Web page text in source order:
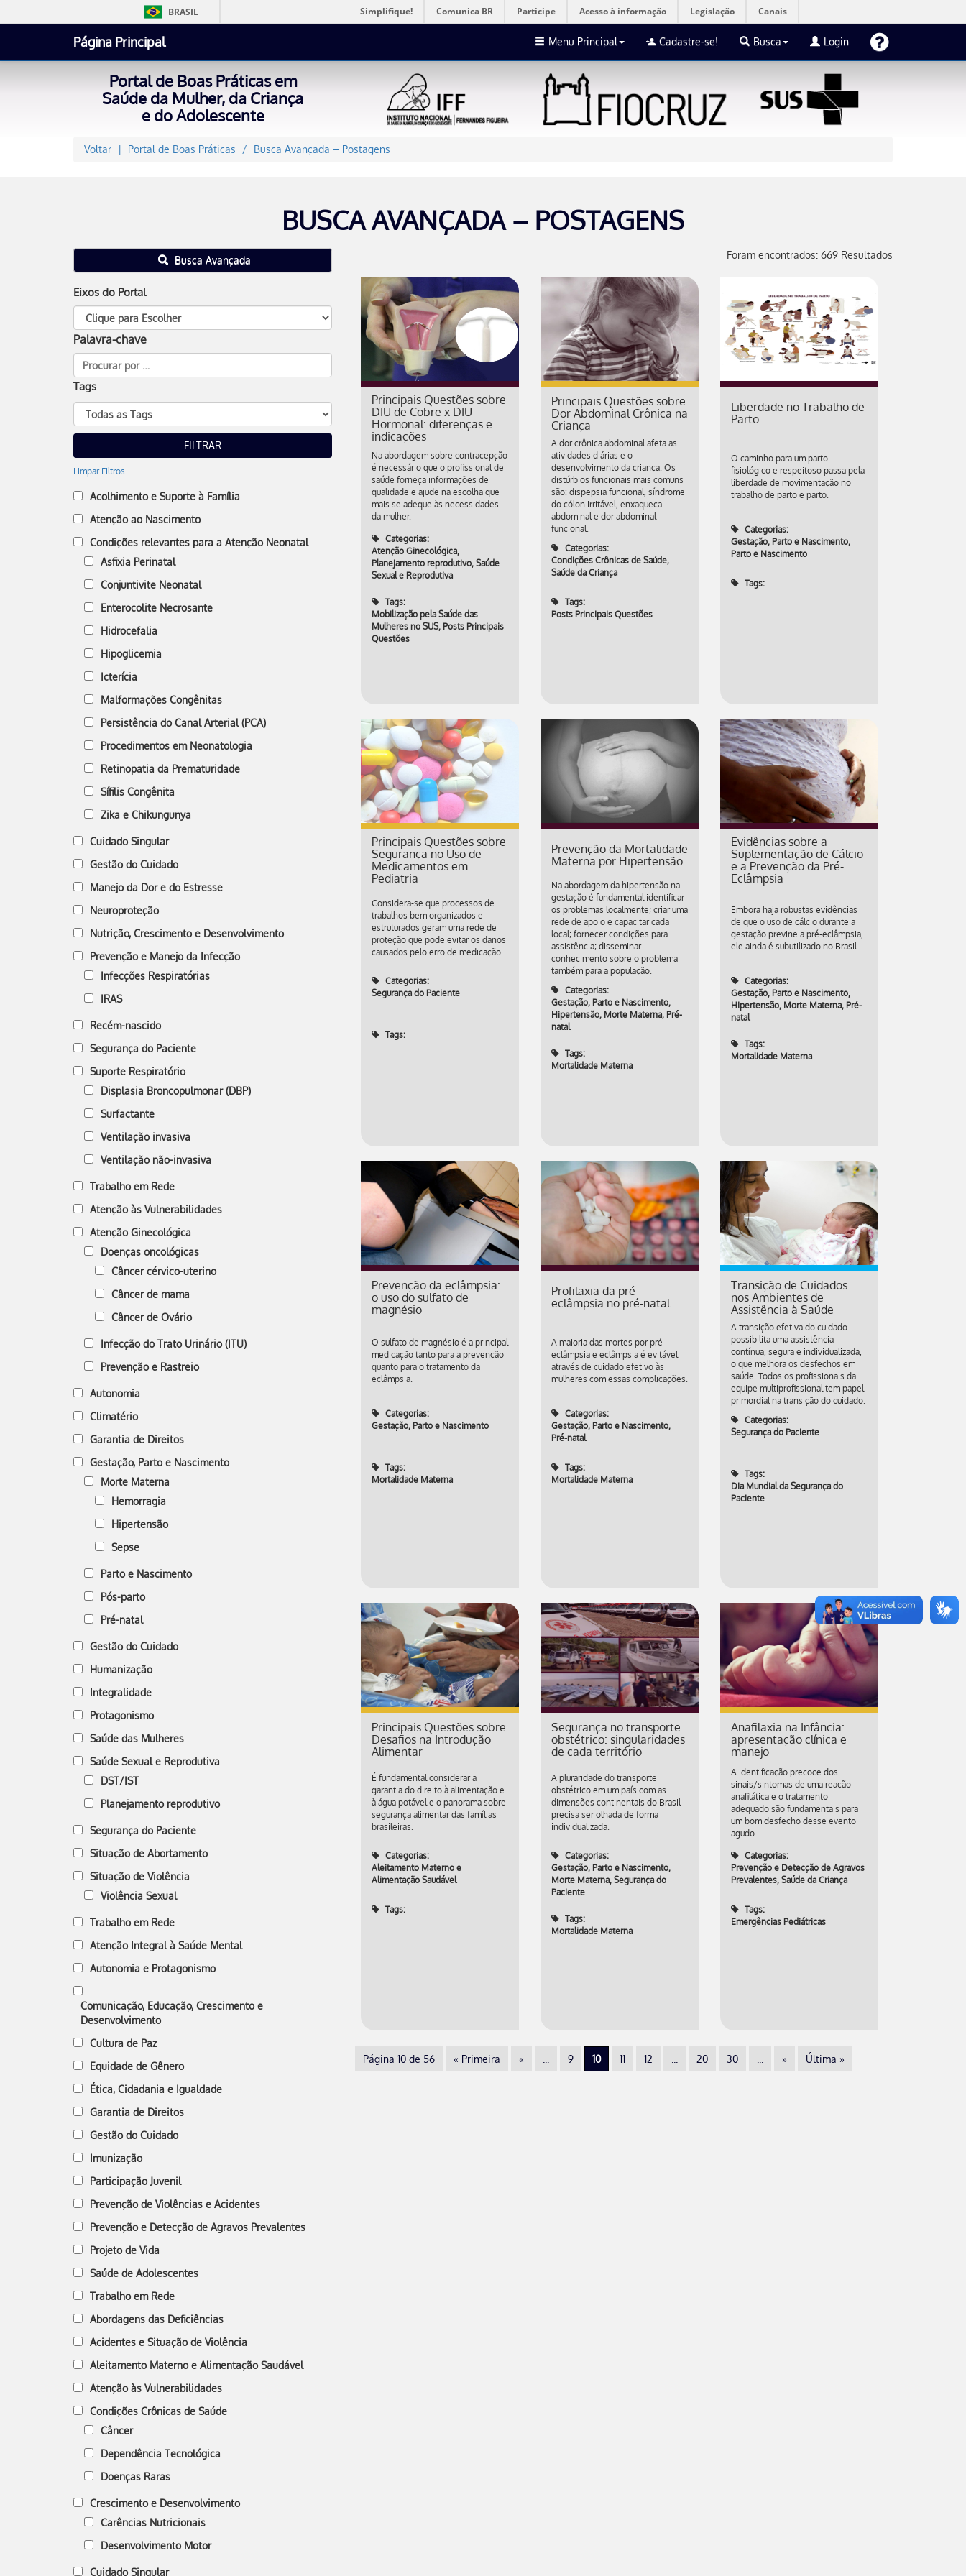
BRASIL Simplifique! Comunica BR Participe Acesso à informação Legislação Canais
Página Principal Menu Principal Cadastre-se! Busca Login
Portal de Boas Práticas em
Saúde da Mulher, da Criança
e do Adolescente
Voltar Portal de Boas Práticas Busca Avançada – Postagens
BUSCA AVANÇADA – POSTAGENS
Busca Avançada
Eixos do Portal
Palavra-chave
Tags
Limpar Filtros
Acolhimento e Suporte à Família
Atenção ao Nascimento
Condições relevantes para a Atenção Neonatal
Asfixia Perinatal
Conjuntivite Neonatal
Enterocolite Necrosante
Hidrocefalia
Hipoglicemia
Icterícia
Malformações Congênitas
Persistência do Canal Arterial (PCA)
Procedimentos em Neonatologia
Retinopatia da Prematuridade
Sífilis Congênita
Zika e Chikungunya
Cuidado Singular
Gestão do Cuidado
Manejo da Dor e do Estresse
Neuroproteção
Nutrição, Crescimento e Desenvolvimento
Prevenção e Manejo da Infecção
Infecções Respiratórias
IRAS
Recém-nascido
Segurança do Paciente
Suporte Respiratório
Displasia Broncopulmonar (DBP)
Surfactante
Ventilação invasiva
Ventilação não-invasiva
Trabalho em Rede
Atenção às Vulnerabilidades
Atenção Ginecológica
Doenças oncológicas
Câncer cérvico-uterino
Câncer de mama
Câncer de Ovário
Infecção do Trato Urinário (ITU)
Prevenção e Rastreio
Autonomia
Climatério
Garantia de Direitos
Gestação, Parto e Nascimento
Morte Materna
Hemorragia
Hipertensão
Sepse
Parto e Nascimento
Pós-parto
Pré-natal
Gestão do Cuidado
Humanização
Integralidade
Protagonismo
Saúde das Mulheres
Saúde Sexual e Reprodutiva
DST/IST
Planejamento reprodutivo
Segurança do Paciente
Situação de Abortamento
Situação de Violência
Violência Sexual
Trabalho em Rede
Atenção Integral à Saúde Mental
Autonomia e Protagonismo
Comunicação, Educação, Crescimento e
Desenvolvimento
Cultura de Paz
Equidade de Gênero
Ética, Cidadania e Igualdade
Garantia de Direitos
Gestão do Cuidado
Imunização
Participação Juvenil
Prevenção de Violências e Acidentes
Prevenção e Detecção de Agravos Prevalentes
Projeto de Vida
Saúde de Adolescentes
Trabalho em Rede
Abordagens das Deficiências
Acidentes e Situação de Violência
Aleitamento Materno e Alimentação Saudável
Atenção às Vulnerabilidades
Condições Crônicas de Saúde
Câncer
Dependência Tecnológica
Doenças Raras
Crescimento e Desenvolvimento
Carências Nutricionais
Desenvolvimento Motor
Cuidado Singular
Foram encontrados: 669 Resultados
Principais Questões sobre
DIU de Cobre x DIU
Hormonal: diferenças e
indicações
Na abordagem sobre contracepção
é necessário que o profissional de
saúde forneça informações de
qualidade e ajude na escolha que
mais se adeque às necessidades
da mulher.
Categorias:
Atenção Ginecológica,
Planejamento reprodutivo, Saúde
Sexual e Reprodutiva
Tags:
Mobilização pela Saúde das
Mulheres no SUS, Posts Principais
Questões
Principais Questões sobre
Dor Abdominal Crônica na
Criança
A dor crônica abdominal afeta as
atividades diárias e o
desenvolvimento da criança. Os
distúrbios funcionais mais comuns
são: dispepsia funcional, síndrome
do cólon irritável, enxaqueca
abdominal e dor abdominal
funcional.
Categorias:
Condições Crônicas de Saúde,
Saúde da Criança
Tags:
Posts Principais Questões
Liberdade no Trabalho de
Parto
O caminho para um parto
fisiológico e respeitoso passa pela
liberdade de movimentação no
trabalho de parto e parto.
Categorias:
Gestação, Parto e Nascimento,
Parto e Nascimento
Tags:
Principais Questões sobre
Segurança no Uso de
Medicamentos em
Pediatria
Considera-se que processos de
trabalhos bem organizados e
estruturados geram uma rede de
proteção que pode evitar os danos
causados pelo erro de medicação.
Categorias:
Segurança do Paciente
Tags:
Prevenção da Mortalidade
Materna por Hipertensão
Na abordagem da hipertensão na
gestação é fundamental identificar
os problemas localmente; criar uma
rede de apoio e capacitar cada
local; fornecer condições para
assistência; disseminar
conhecimento sobre o problema
também para a população.
Categorias:
Gestação, Parto e Nascimento,
Hipertensão, Morte Materna, Pré-
natal
Tags:
Mortalidade Materna
Evidências sobre a
Suplementação de Cálcio
e a Prevenção da Pré-
Eclâmpsia
Embora haja robustas evidências
de que o uso de cálcio durante a
gestação previne a pré-eclâmpsia,
ele ainda é subutilizado no Brasil.
Categorias:
Gestação, Parto e Nascimento,
Hipertensão, Morte Materna, Pré-
natal
Tags:
Mortalidade Materna
Prevenção da eclâmpsia:
o uso do sulfato de
magnésio
O sulfato de magnésio é a principal
medicação tanto para a prevenção
quanto para o tratamento da
eclâmpsia.
Categorias:
Gestação, Parto e Nascimento
Tags:
Mortalidade Materna
Profilaxia da pré-
eclâmpsia no pré-natal
A maioria das mortes por pré-
eclâmpsia e eclâmpsia é evitável
através de cuidado efetivo às
mulheres com essas complicações.
Categorias:
Gestação, Parto e Nascimento,
Pré-natal
Tags:
Mortalidade Materna
Transição de Cuidados
nos Ambientes de
Assistência à Saúde
A transição efetiva do cuidado
possibilita uma assistência
contínua, segura e individualizada,
o que melhora os desfechos em
saúde. Todos os profissionais da
equipe multiprofissional tem papel
primordial na transição do cuidado.
Categorias:
Segurança do Paciente
Tags:
Dia Mundial da Segurança do
Paciente
Principais Questões sobre
Desafios na Introdução
Alimentar
É fundamental considerar a
garantia do direito à alimentação e
à água potável e o panorama sobre
segurança alimentar das famílias
brasileiras.
Categorias:
Aleitamento Materno e
Alimentação Saudável
Tags:
Segurança no transporte
obstétrico: singularidades
de cada território
A pluraridade do transporte
obstétrico em um país com as
dimensões continentais do Brasil
precisa ser olhada de forma
individualizada.
Categorias:
Gestação, Parto e Nascimento,
Morte Materna, Segurança do
Paciente
Tags:
Mortalidade Materna
Anafilaxia na Infância:
apresentação clínica e
manejo
A identificação precoce dos
sinais/sintomas de uma reação
anafilática e o tratamento
adequado são fundamentais para
um bom desfecho desse evento
agudo.
Categorias:
Prevenção e Detecção de Agravos
Prevalentes, Saúde da Criança
Tags:
Emergências Pediátricas
Página 10 de 56 « Primeira « 9 10 11 12 20 30 » Última »